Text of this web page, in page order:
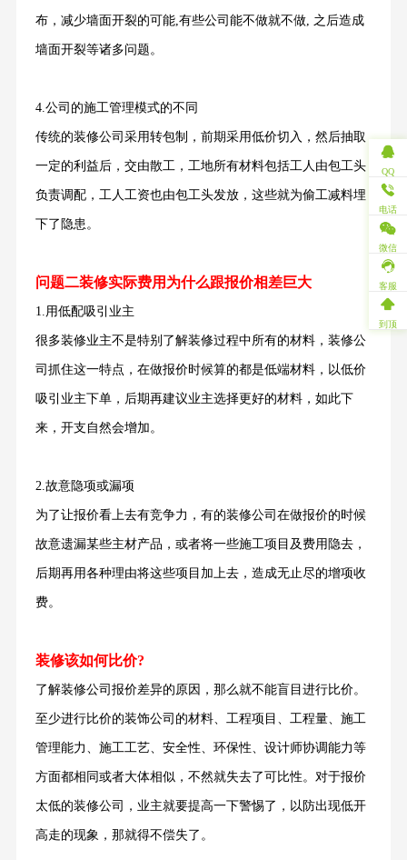
布，减少墙面开裂的可能,有些公司能不做就不做, 之后造成
墙面开裂等诸多问题。
4.公司的施工管理模式的不同
传统的装修公司采用转包制，前期采用低价切入，然后抽取
一定的利益后，交由散工，工地所有材料包括工人由包工头
负责调配，工人工资也由包工头发放，这些就为偷工减料埋
下了隐患。
问题二装修实际费用为什么跟报价相差巨大
1.用低配吸引业主
很多装修业主不是特别了解装修过程中所有的材料，装修公
司抓住这一特点，在做报价时候算的都是低端材料，以低价
吸引业主下单，后期再建议业主选择更好的材料，如此下
来，开支自然会增加。
2.故意隐项或漏项
为了让报价看上去有竞争力，有的装修公司在做报价的时候
故意遗漏某些主材产品，或者将一些施工项目及费用隐去，
后期再用各种理由将这些项目加上去，造成无止尽的增项收
费。
装修该如何比价?
了解装修公司报价差异的原因，那么就不能盲目进行比价。
至少进行比价的装饰公司的材料、工程项目、工程量、施工
管理能力、施工工艺、安全性、环保性、设计师协调能力等
方面都相同或者大体相似，不然就失去了可比性。对于报价
太低的装修公司，业主就要提高一下警惕了，以防出现低开
高走的现象，那就得不偿失了。
QQ
电话
微信
客服
到顶